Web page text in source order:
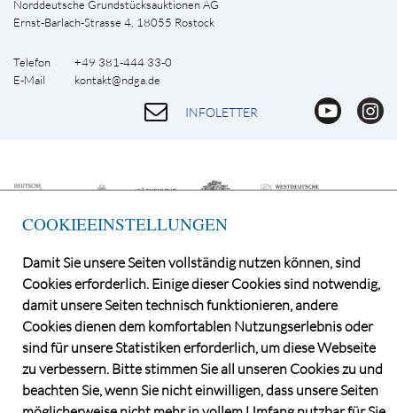
Norddeutsche Grundstücksauktionen AG
Ernst-Barlach-Strasse 4, 18055 Rostock
Telefon +49 381-444 33-0
E-Mail kontakt@ndga.de
INFOLETTER
©2026 Norddeutsche Grundstücksauktionen AG
CONSENT MANAGER
KATALOGBEZUG
DATENSCHUTZ
VERSTEIGERUNGS- UND VERTRAGSBEDINGUNGEN
COOKIEEINSTELLUNGEN
Damit Sie unsere Seiten vollständig nutzen können, sind
Cookies erforderlich. Einige dieser Cookies sind notwendig,
damit unsere Seiten technisch funktionieren, andere
Cookies dienen dem komfortablen Nutzungserlebnis oder
sind für unsere Statistiken erforderlich, um diese Webseite
zu verbessern. Bitte stimmen Sie all unseren Cookies zu und
beachten Sie, wenn Sie nicht einwilligen, dass unsere Seiten